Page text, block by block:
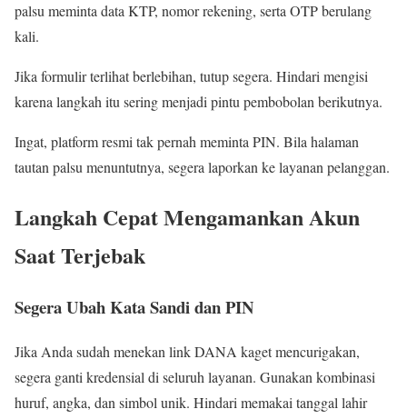
palsu meminta data KTP, nomor rekening, serta OTP berulang
kali.
Jika formulir terlihat berlebihan, tutup segera. Hindari mengisi
karena langkah itu sering menjadi pintu pembobolan berikutnya.
Ingat, platform resmi tak pernah meminta PIN. Bila halaman
tautan palsu menuntutnya, segera laporkan ke layanan pelanggan.
Langkah Cepat Mengamankan Akun
Saat Terjebak
Segera Ubah Kata Sandi dan PIN
Jika Anda sudah menekan link DANA kaget mencurigakan,
segera ganti kredensial di seluruh layanan. Gunakan kombinasi
huruf, angka, dan simbol unik. Hindari memakai tanggal lahir